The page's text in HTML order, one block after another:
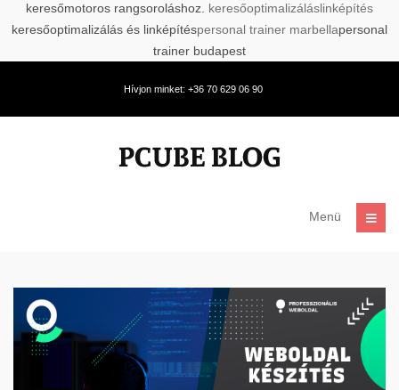
keresőmotoros rangsoroláshoz. keresőoptimalizáláslinképítés
keresőoptimalizálás és linképítéspersonal trainer marbellapersonal
trainer budapest
Hívjon minket: +36 70 629 06 90
Menü